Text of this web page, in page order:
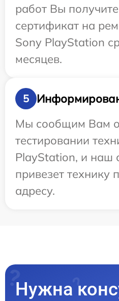
работ Вы
сертификат на
Sony PlayStation
месяцев.
5
Мы сообщим Вам
тестировании
PlayStation, и наш
привезет технику
адресу.
Нужна